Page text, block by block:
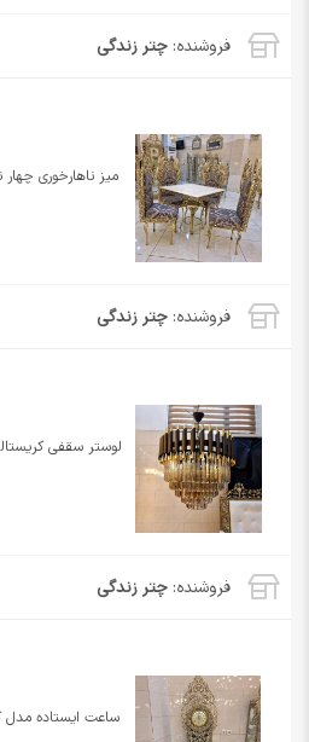
فروشنده:چتر زندگی
فروشنده:چتر زندگی
میز ناهارخوری
فروشنده:چتر زندگی
ساعت ایستاده مدل